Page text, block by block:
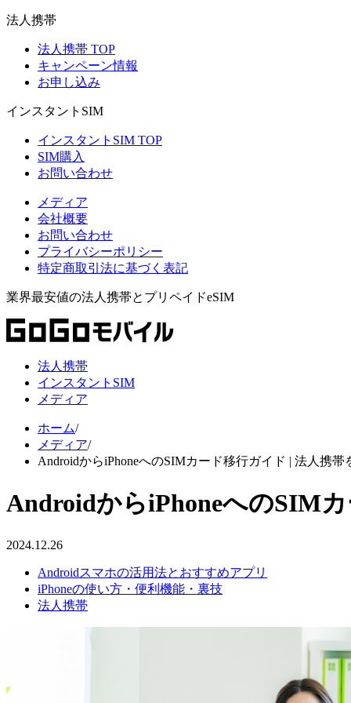
法人携帯
法人携帯 TOP
キャンペーン情報
お申し込み
インスタントSIM
インスタントSIM TOP
SIM購入
お問い合わせ
メディア
会社概要
お問い合わせ
プライバシーポリシー
特定商取引法に基づく表記
業界最安値の法人携帯とプリペイドeSIM
法人携帯
インスタントSIM
メディア
ホーム/
メディア/
AndroidからiPhoneへのSIMカード移行ガイド | 法人携
AndroidからiPhoneへのSIM
2024.12.26
Androidスマホの活用法とおすすめアプリ
iPhoneの使い方・便利機能・裏技
法人携帯